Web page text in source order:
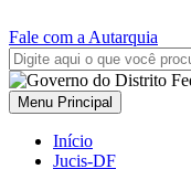
Fale com a Autarquia
Menu Principal
Início
Jucis-DF